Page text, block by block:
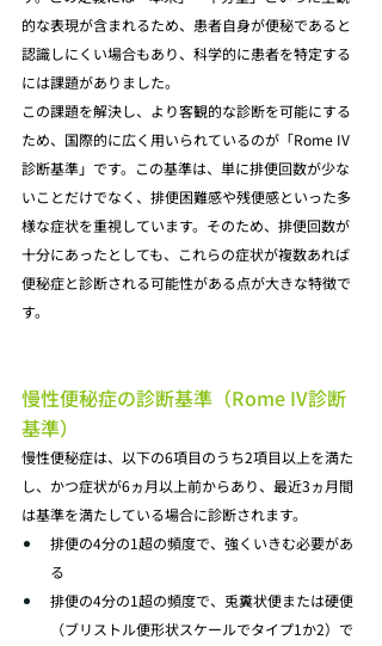
的な表現が含まれるため、患者自身が便秘であると
認識しにくい場合もあり、科学的に患者を特定する
には課題がありました。
この課題を解決し、より客観的な診断を可能にする
ため、国際的に広く用いられているのが「Rome IV
診断基準」です。この基準は、単に排便回数が少な
いことだけでなく、排便困難感や残便感といった多
様な症状を重視しています。そのため、排便回数が
十分にあったとしても、これらの症状が複数あれば
便秘症と診断される可能性がある点が大きな特徴で
す。
慢性便秘症の診断基準（Rome IV診断
基準）
慢性便秘症は、以下の6項目のうち2項目以上を満た
し、かつ症状が6ヵ月以上前からあり、最近3ヵ月間
は基準を満たしている場合に診断されます。
排便の4分の1超の頻度で、強くいきむ必要があ
る
排便の4分の1超の頻度で、兎糞状便または硬便
（ブリストル便形状スケールでタイプ1か2）で